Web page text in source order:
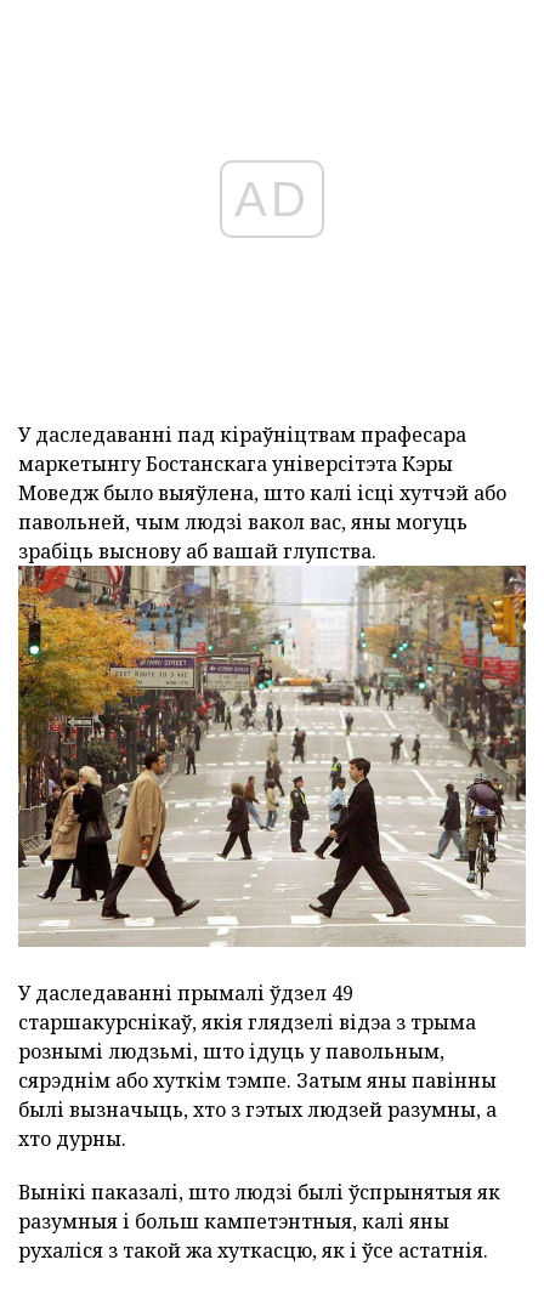
AD
У даследаванніпад кіраўніцтвам прафесара
маркетынгу Бостанскага універсітэта Кэры
Моведж было выяўлена, што калі ісці хутчэй або
павольней, чым людзі вакол вас, яны могуць
зрабіць выснову аб вашай глупства.
У даследаванні прымалі ўдзел 49
старшакурснікаў, якія глядзелі відэа з трыма
рознымі людзьмі, што ідуць у павольным,
сярэднім або хуткім тэмпе. Затым яны павінны
былі вызначыць, хто з гэтых людзей разумны, а
хто дурны.
Вынікі паказалі, што людзі былі ўспрынятыя як
разумныя і больш кампетэнтныя, калі яны
рухаліся з такой жа хуткасцю, як і ўсе астатнія.